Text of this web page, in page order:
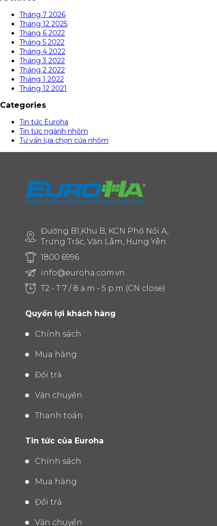
Tháng 7 2026
Tháng 12 2025
Tháng 6 2022
Tháng 5 2022
Tháng 4 2022
Tháng 3 2022
Tháng 2 2022
Tháng 1 2022
Tháng 12 2021
Categories
Tin tức Euroha
Tin tức ngành nhôm
Tư vấn lựa chọn cửa nhôm
Đường B1,Khu B, KCN Phố Nối A,
Trưng Trắc, Văn Lâm, Hưng Yên
1800 6996
info@euroha.com.vn
T2 - T 7 / 8 a.m - 5 p.m (CN close)
Quyền lợi khách hàng
Chính sách
Mua hàng
Đổi trả
Vận chuyển
Thanh toán
Tin tức của Euroha
Chính sách
Mua hàng
Đổi trả
Vận chuyển